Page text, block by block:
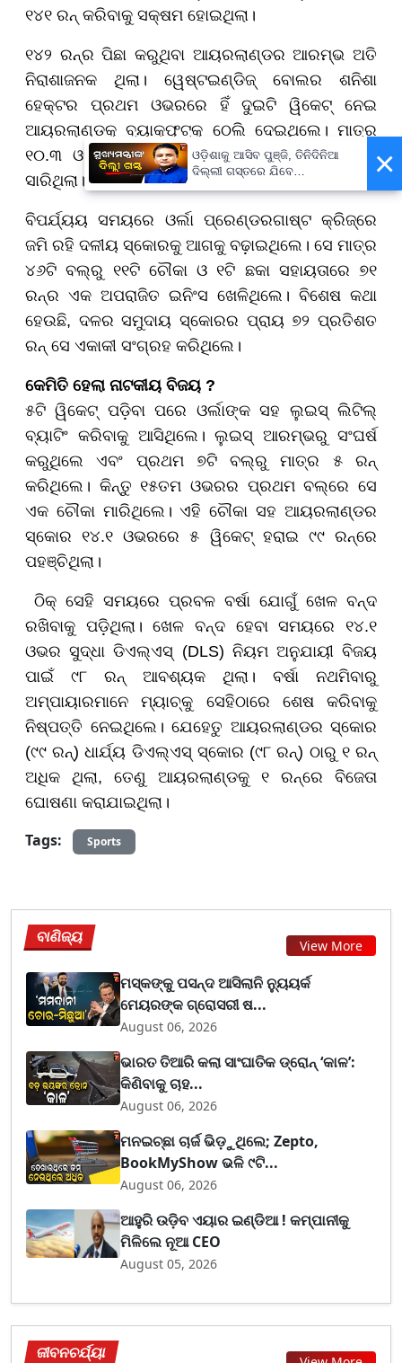
୧୪୧ ରନ୍ କରିବାକୁ ସକ୍ଷମ ହୋଇଥିଲା।
୧୪୨ ରନ୍‌ର ପିଛା କରୁଥିବା ଆୟରଲାଣ୍ଡର ଆରମ୍ଭ ଅତି
ନିରାଶାଜନକ ଥିଲା। ୱେଷ୍ଟଇଣ୍ଡିଜ୍ ବୋଲର ଶନିଶା
ହେକ୍ଟର ପ୍ରଥମ ଓଭରରେ ହିଁ ଦୁଇଟି ୱିକେଟ୍ ନେଇ
ଆୟରଲାଣ୍ଡକୁ ବ୍ୟାକ୍‌ଫୁଟ୍‌କୁ ଠେଲି ଦେଇଥିଲେ। ମାତ୍ର
୧୦.୩ ଓଭର ସୁଦ୍ଧା ଆୟରଲାଣ୍ଡ ୫ଟି ୱିକେଟ୍ ହରାଇ
ସାରିଥିଲା।
ବିପର୍ଯ୍ୟୟ ସମୟରେ ଓର୍ଲା ପ୍ରେଣ୍ଡରଗାଷ୍ଟ କ୍ରିଜ୍‌ରେ
ଜମି ରହି ଦଳୀୟ ସ୍କୋରକୁ ଆଗକୁ ବଢ଼ାଇଥିଲେ। ସେ ମାତ୍ର
୪୬ଟି ବଲ୍‌ରୁ ୧୧ଟି ଚୌକା ଓ ୧ଟି ଛକା ସହାୟତାରେ ୭୧
ରନ୍‌ର ଏକ ଅପରାଜିତ ଇନିଂସ ଖେଳିଥିଲେ। ବିଶେଷ କଥା
ହେଉଛି, ଦଳର ସମୁଦାୟ ସ୍କୋରର ପ୍ରାୟ ୭୨ ପ୍ରତିଶତ
ରନ୍ ସେ ଏକାକୀ ସଂଗ୍ରହ କରିଥିଲେ।
କେମିତି ହେଲା ନାଟକୀୟ ବିଜୟ ?
୫ଟି ୱିକେଟ୍ ପଡ଼ିବା ପରେ ଓର୍ଲାଙ୍କ ସହ ଲୁଇସ୍ ଲିଟିଲ୍
ବ୍ୟାଟିଂ କରିବାକୁ ଆସିଥିଲେ। ଲୁଇସ୍ ଆରମ୍ଭରୁ ସଂଘର୍ଷ
କରୁଥିଲେ ଏବଂ ପ୍ରଥମ ୭ଟି ବଲ୍‌ରୁ ମାତ୍ର ୫ ରନ୍
କରିଥିଲେ। କିନ୍ତୁ ୧୫ତମ ଓଭରର ପ୍ରଥମ ବଲ୍‌ରେ ସେ
ଏକ ଚୌକା ମାରିଥିଲେ। ଏହି ଚୌକା ସହ ଆୟରଲାଣ୍ଡର
ସ୍କୋର ୧୪.୧ ଓଭରରେ ୫ ୱିକେଟ୍ ହରାଇ ୯୯ ରନ୍‌ରେ
ପହଞ୍ଚିଥିଲା।
ଠିକ୍ ସେହି ସମୟରେ ପ୍ରବଳ ବର୍ଷା ଯୋଗୁଁ ଖେଳ ବନ୍ଦ
ରଖିବାକୁ ପଡ଼ିଥିଲା। ଖେଳ ବନ୍ଦ ହେବା ସମୟରେ ୧୪.୧
ଓଭର ସୁଦ୍ଧା ଡିଏଲ୍‌ଏସ୍ (DLS) ନିୟମ ଅନୁଯାୟୀ ବିଜୟ
ପାଇଁ ୯୮ ରନ୍ ଆବଶ୍ୟକ ଥିଲା। ବର୍ଷା ନଥମିବାରୁ
ଅମ୍ପାୟାରମାନେ ମ୍ୟାଚ୍‌କୁ ସେହିଠାରେ ଶେଷ କରିବାକୁ
ନିଷ୍ପତ୍ତି ନେଇଥିଲେ। ଯେହେତୁ ଆୟରଲାଣ୍ଡର ସ୍କୋର
(୯୯ ରନ୍) ଧାର୍ଯ୍ୟ ଡିଏଲ୍‌ଏସ୍ ସ୍କୋର (୯୮ ରନ୍) ଠାରୁ ୧ ରନ୍
ଅଧିକ ଥିଲା, ତେଣୁ ଆୟରଲାଣ୍ଡକୁ ୧ ରନ୍‌ରେ ବିଜେତା
ଘୋଷଣା କରାଯାଇଥିଲା।
Tags: Sports
ବାଣିଜ୍ୟ View More
ମସ୍କଙ୍କୁ ପସନ୍ଦ ଆସିଲାନି ନ୍ୟୁୟର୍କ
ମେୟରଙ୍କ ଗ୍ରୋସରୀ ଷ...
August 06, 2026
ଭାରତ ତିଆରି କଲା ସାଂଘାତିକ ଡ୍ରୋନ୍ ‘କାଳ’:
କିଣିବାକୁ ଚାହ...
August 06, 2026
ମନଇଚ୍ଛା ଚାର୍ଜ ଭିଡ଼ୁଥିଲେ; Zepto,
BookMyShow ଭଳି ୯ଟି...
August 06, 2026
ଆହୁରି ଉଡ଼ିବ ଏୟାର ଇଣ୍ଡିଆ ! କମ୍ପାନୀକୁ
ମିଳିଲେ ନୂଆ CEO
August 05, 2026
ଜୀବନଚର୍ଯ୍ୟା
×
ଓଡ଼ିଶାକୁ ଆସିବ ପୁଞ୍ଜି, ତିନିଦିନିଆ
ଦିଲ୍ଲୀ ଗସ୍ତରେ ଯିବେ